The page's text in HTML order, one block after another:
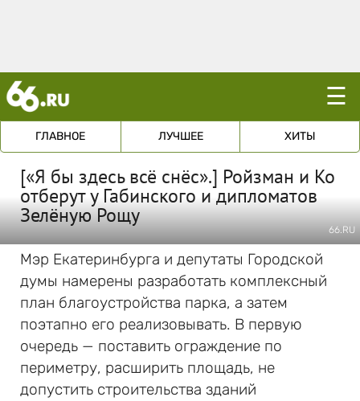
☰
ГЛАВНОЕ ЛУЧШЕЕ ХИТЫ
[«Я бы здесь всё снёс».] Ройзман и Ко
отберут у Габинского и дипломатов
Зелёную Рощу
66.RU
Мэр Екатеринбурга и депутаты Городской
думы намерены разработать комплексный
план благоустройства парка, а затем
поэтапно его реализовывать. В первую
очередь — поставить ограждение по
периметру, расширить площадь, не
допустить строительства зданий